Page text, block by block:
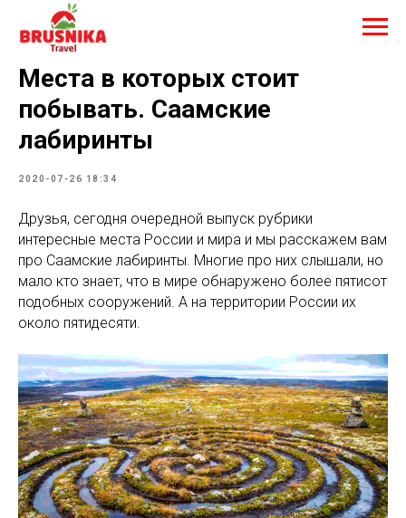
Места в которых стоит
побывать. Саамские
лабиринты
2020-07-26 18:34
Друзья, сегодня очередной выпуск рубрики
интересные места России и мира и мы расскажем вам
про Саамские лабиринты. Многие про них слышали, но
мало кто знает, что в мире обнаружено более пятисот
подобных сооружений. А на территории России их
около пятидесяти.